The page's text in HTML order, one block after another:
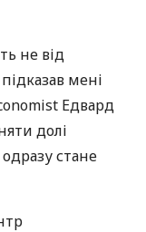
не від
мені
Едвард
долі
стане